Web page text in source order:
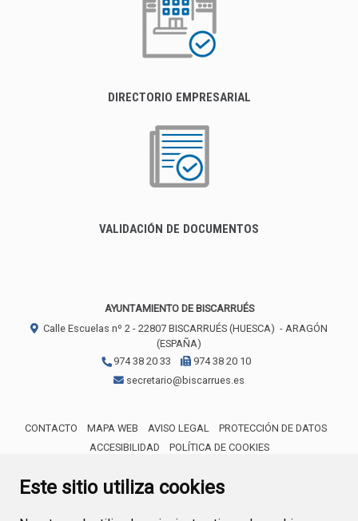
Este sitio utiliza cookies
DIRECTORIO EMPRESARIAL
VALIDACIÓN DE DOCUMENTOS
AYUNTAMIENTO DE BISCARRUÉS
Calle Escuelas nº 2 - 22807 BISCARRUÉS (HUESCA) - ARAGÓN
(ESPAÑA)
974 38 20 33
974 38 20 10
secretario@biscarrues.es
CONTACTO MAPA WEB AVISO LEGAL
PROTECCIÓN DE DATOS
ACCESIBILIDAD
POLÍTICA DE COOKIES